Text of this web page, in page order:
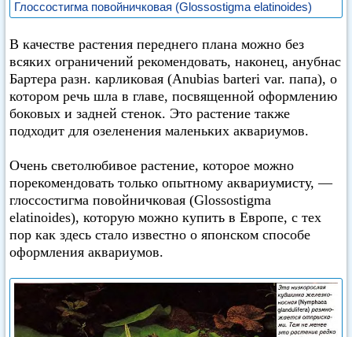
Глоссостигма повойничковая (Glossostigma elatinoides)
В качестве растения переднего плана можно без
всяких ограничений рекомендовать, наконец, анубнас
Бартера разн. карликовая (Anubias barteri var. папа), о
котором речь шла в главе, посвященной оформлению
боковых и задней стенок. Это растение также
подходит для озеленения маленьких аквариумов.
Очень светолюбивое растение, которое можно
порекомендовать только опытному аквариумисту, —
глоссостигма повойничковая (Glossostigma
elatinoides), которую можно купить в Европе, с тех
пор как здесь стало известно о японском способе
оформления аквариумов.